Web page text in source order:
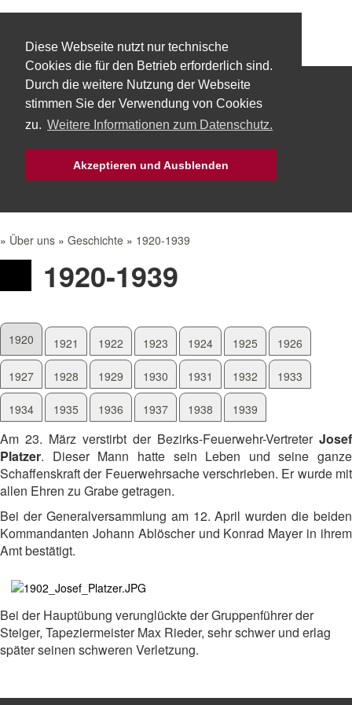
Diese Webseite nutzt nur technische
Cookies die für den Betrieb erforderlich sind.
Durch die weitere Nutzung der Webseite
stimmen Sie der Verwendung von Cookies
zu. Weitere Informationen zum Datenschutz.
Akzeptieren und Ausblenden
Start Über uns Fachbereiche
» Über uns » Geschichte » 1920-1939
1920-1939
1920 1921 1922 1923 1924 1925 1926
1927 1928 1929 1930 1931 1932 1933
1934 1935 1936 1937 1938 1939
Am 23. März verstirbt der Bezirks-Feuerwehr-Vertreter Josef
Platzer. Dieser Mann hatte sein Leben und seine ganze
Schaffenskraft der Feuerwehrsache verschrieben. Er wurde mit
allen Ehren zu Grabe getragen.
Bei der Generalversammlung am 12. April wurden die beiden
Kommandanten Johann Ablöscher und Konrad Mayer in ihrem
Amt bestätigt.
Bei der Hauptübung verunglückte der Gruppenführer der
Steiger, Tapeziermeister Max Rieder, sehr schwer und erlag
später seinen schweren Verletzung.